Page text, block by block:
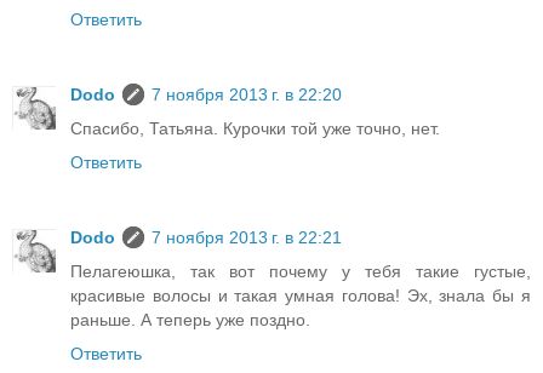
Ответить
Dodo
7 ноября 2013 г. в 22:20
Спасибо, Татьяна. Курочки той уже точно, нет.
Ответить
Dodo
7 ноября 2013 г. в 22:21
Пелагеюшка, так вот почему у тебя такие густые,
красивые волосы и такая умная голова! Эх, знала бы я
раньше. А теперь уже поздно.
Ответить